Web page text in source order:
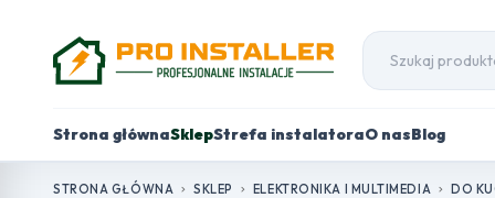
Strona głównaSklepStrefa instalatoraO nasBlog
STRONA GŁÓWNA chevron_right SKLEP chevron_right ELEKTRONIKA I MULTIMEDIA chevron_right DO